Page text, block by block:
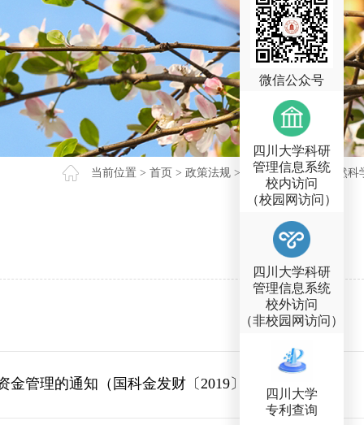
当前位置 > 首页 > 政策法规 > 科研经费>国家自然科
管理的通知（国科金发财〔2019〕31号）
微信公众号
四川大学科研
管理信息系统
校内访问
（校园网访问）
四川大学科研
管理信息系统
校外访问
（非校园网访问）
四川大学
专利查询